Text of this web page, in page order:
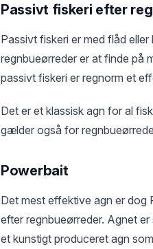
Passivt fiskeri efter
Passivt fiskeri er med flåd
regnbueørreder er at finde på
passivt fiskeri er regnorm et
Det er et klassisk agn for al
gælder også for
Powerbait
Det mest effektive agn er dog
efter regnbueørreder. Agnet
et kunstigt produceret agn